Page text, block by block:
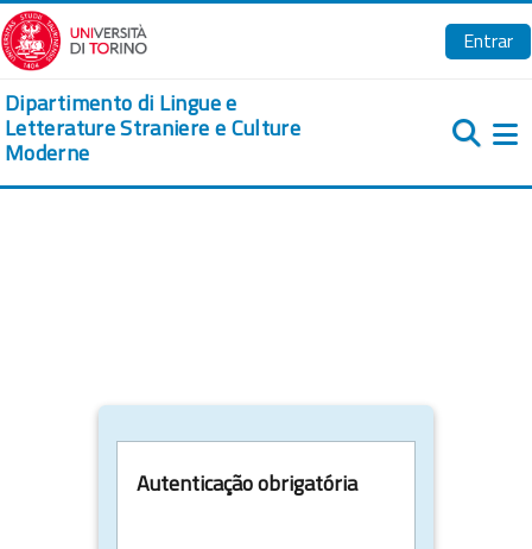
Ir para o conteúdo principal
Entrar
Dipartimento di Lingue e
Letterature Straniere e Culture
Moderne
Autenticação obrigatória